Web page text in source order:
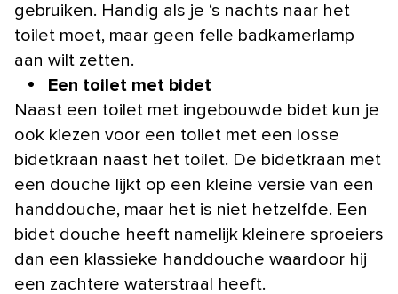
gebruiken. Handig als je ‘s nachts naar het
toilet moet, maar geen felle badkamerlamp
aan wilt zetten.
Een toilet met bidet
Naast een toilet met ingebouwde bidet kun je
ook kiezen voor een toilet met een losse
bidetkraan naast het toilet. De bidetkraan met
een douche lijkt op een kleine versie van een
handdouche, maar het is niet hetzelfde. Een
bidet douche heeft namelijk kleinere sproeiers
dan een klassieke handdouche waardoor hij
een zachtere waterstraal heeft.